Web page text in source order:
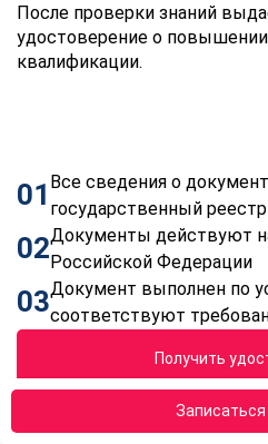
Записаться
После проверки знаний
удостоверение о повышении
квалификации.
01 Все сведения о
государственный
02Документы действуют
Российской Федерации
03Документ выполнен по
соответствуют
Получить